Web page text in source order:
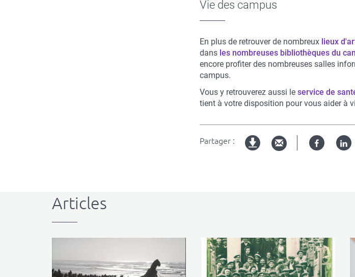
Vie des campus
En plus de retrouver de nombreux lieux
dans les nombreuses bibliothèques du
encore profiter des nombreuses salles
campus.
Vous y retrouverez aussi le service de
tient à votre disposition pour vous aider à
Partager : Facebook
Articles